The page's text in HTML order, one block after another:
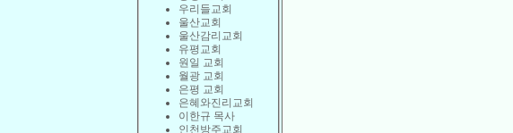
우리들교회
울산교회
울산감리교회
유평교회
원일 교회
월광 교회
은평 교회
은혜와진리교회
이한규 목사
인천방주교회